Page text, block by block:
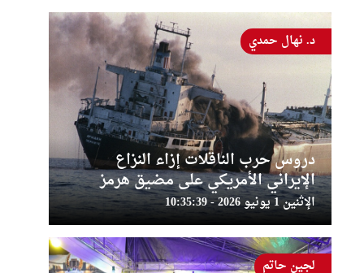
دروس حرب الناقلات إزاء النزاع
الإيراني الأمريكي على مضيق هرمز
الإثنين 1 يونيو 2026 - 10:35:39
د. نهال حمدي
لجين حاتم